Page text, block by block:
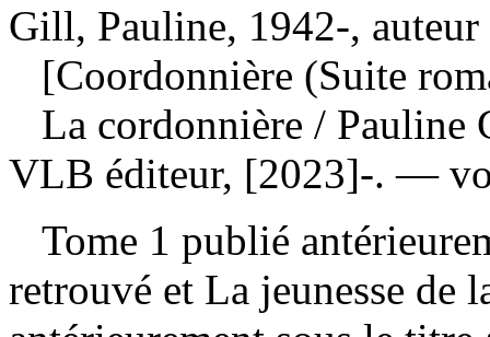
Gill, Pauline, 1942-, auteur
[Coordonnière (Suite
La cordonnière / Pauline
VLB éditeur, [2023]-. —
Tome 1 publié
retrouvé et La jeunesse